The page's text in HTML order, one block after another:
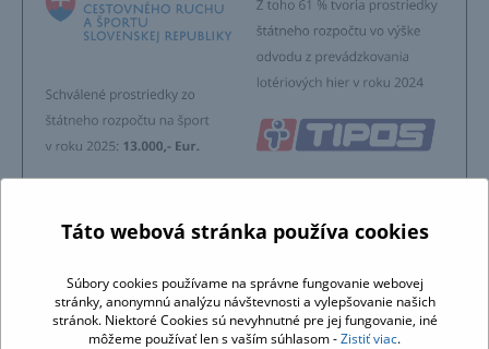
Táto webová stránka používa cookies
Súbory cookies používame na správne fungovanie webovej
stránky, anonymnú analýzu návštevnosti a vylepšovanie našich
stránok. Niektoré Cookies sú nevyhnutné pre jej fungovanie, iné
môžeme používať len s vaším súhlasom -Zistiť viac.